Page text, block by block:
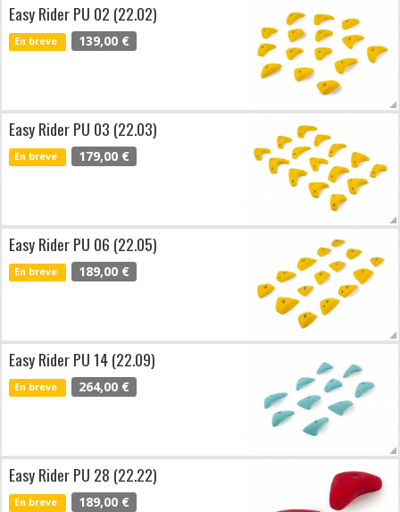
Easy Rider PU 02 (22.02)
En breve 139,00 €
Easy Rider PU 03 (22.03)
En breve 179,00 €
Easy Rider PU 06 (22.05)
En breve 189,00 €
Easy Rider PU 14 (22.09)
En breve 264,00 €
Easy Rider PU 28 (22.22)
En breve 189,00 €